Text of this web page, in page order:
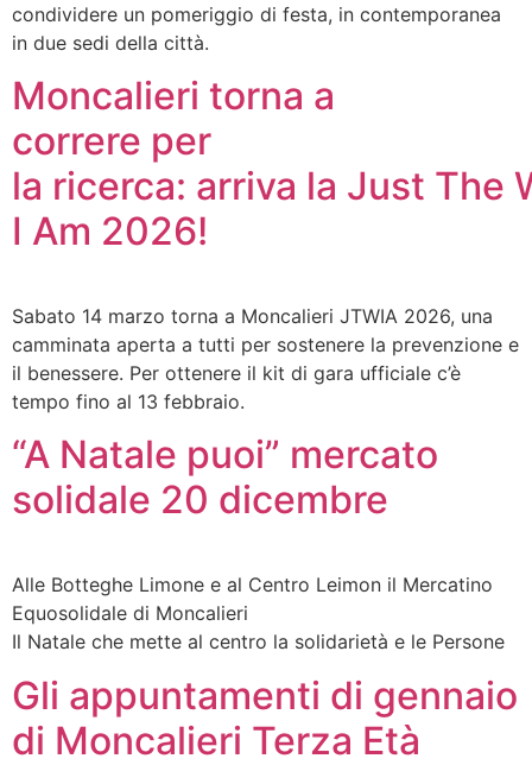
condividere un pomeriggio di festa, in contemporanea
in due sedi della città.
Moncalieri torna a
correre per
la ricerca: arriva la Just The
I Am 2026!
Sabato 14 marzo torna a Moncalieri JTWIA 2026, una
camminata aperta a tutti per sostenere la prevenzione e
il benessere. Per ottenere il kit di gara ufficiale c’è
tempo fino al 13 febbraio.
“A Natale puoi” mercato
solidale 20 dicembre
Alle Botteghe Limone e al Centro Leimon il Mercatino
Equosolidale di Moncalieri
Il Natale che mette al centro la solidarietà e le Persone
Gli appuntamenti di gennaio
di Moncalieri Terza Età